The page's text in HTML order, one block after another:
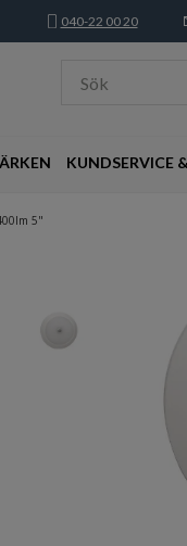
040-22 00 20
Sök
KUNDSERVICE
5"